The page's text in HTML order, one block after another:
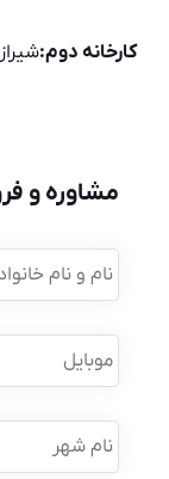
کارخانه دوم:
مشاوره و
نام
و
نام
موبایل *
نام
شهر